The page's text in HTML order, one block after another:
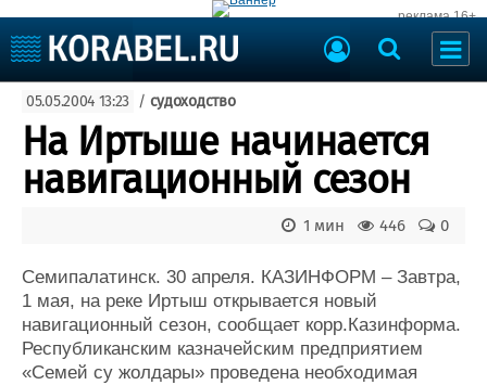
реклама 16+
Судоходство
Судоремонт
События
Пресс-релизы
Порты
Еще
Судостроение
Пульс
Новости
Торговая площадка
Доска объявлений
Продажа флота
05.05.2004 13:23 / судоходство
На Иртыше начинается
навигационный сезон
0
446
1 мин
Семипалатинск. 30 апреля. КАЗИНФОРМ – Завтра,
1 мая, на реке Иртыш открывается новый
навигационный сезон, сообщает корр.Казинформа.
Республиканским казначейским предприятием
«Семей су жолдары» проведена необходимая